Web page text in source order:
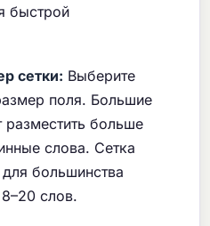
быстрой
сетки: Выберите
поля. Большие
разместить больше
слова. Сетка
большинства
слов.